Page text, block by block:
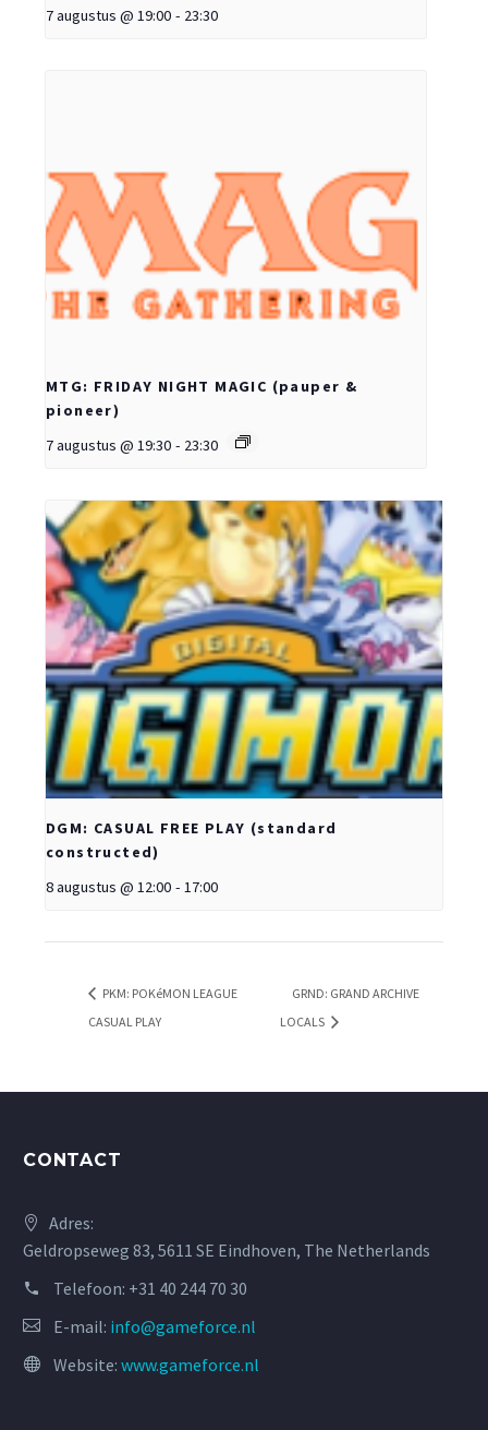
7 augustus @ 19:00 - 23:30
MTG: FRIDAY NIGHT MAGIC (pauper &
pioneer)
7 augustus @ 19:30 - 23:30
DGM: CASUAL FREE PLAY (standard
constructed)
8 augustus @ 12:00 - 17:00
PKM: POKéMON LEAGUE
CASUAL PLAY
GRND: GRAND ARCHIVE
LOCALS
CONTACT
Adres:
Geldropseweg 83, 5611 SE Eindhoven, The Netherlands
Telefoon: +31 40 244 70 30
E-mail: info@gameforce.nl
Website: www.gameforce.nl